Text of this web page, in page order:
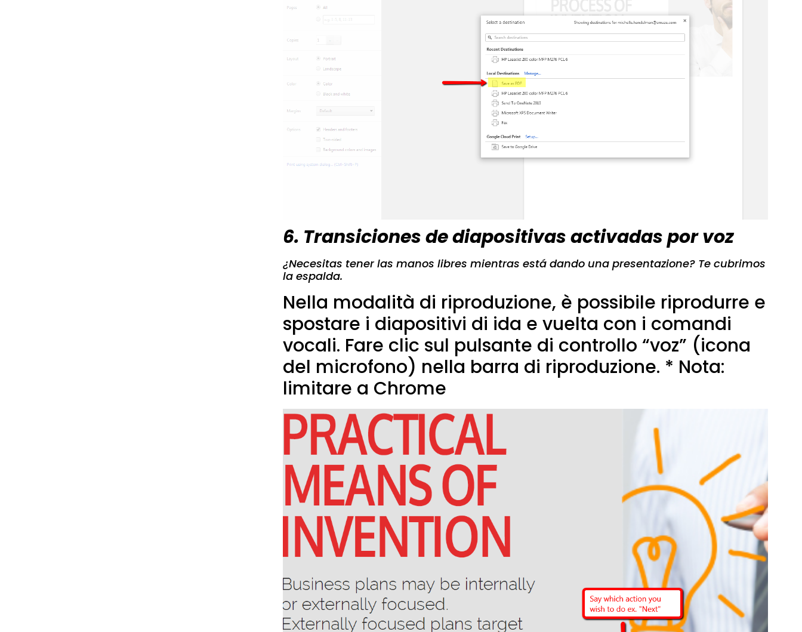
6. Transiciones de diapositivas activadas por voz
¿Necesitas tener las manos libres mientras está dando una presentazione? Te cubrimos
la espalda.
Nella modalità di riproduzione, è possibile riprodurre e
spostare i diapositivi di ida e vuelta con i comandi
vocali. Fare clic sul pulsante di controllo “voz” (icona
del microfono) nella barra di riproduzione. * Nota:
limitare a Chrome